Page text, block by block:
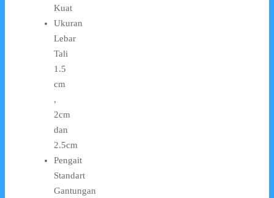
Kuat
Ukuran
Lebar
Tali
1.5
cm
,
2cm
dan
2.5cm
Pengait
Standart
Gantungan